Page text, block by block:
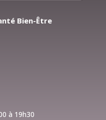
Bien-Être
à 19h30